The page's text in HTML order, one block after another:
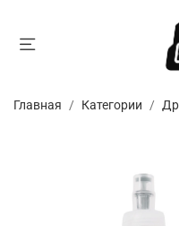
Главная Категории